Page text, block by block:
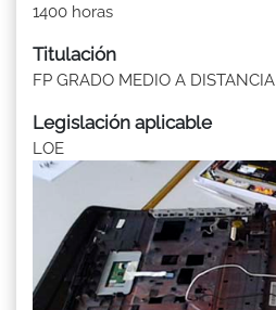
1400 horas
Titulación
FP GRADO MEDIO A DISTANCIA
Legislación aplicable
LOE